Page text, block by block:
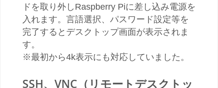
ドを取り外しRaspberry Piに差し込み電源を
入れます。言語選択、パスワード設定等を
完了するとデスクトップ画面が表示されま
す。
※最初から4k表示にも対応していました。
SSH、VNC（リモートデスクトッ